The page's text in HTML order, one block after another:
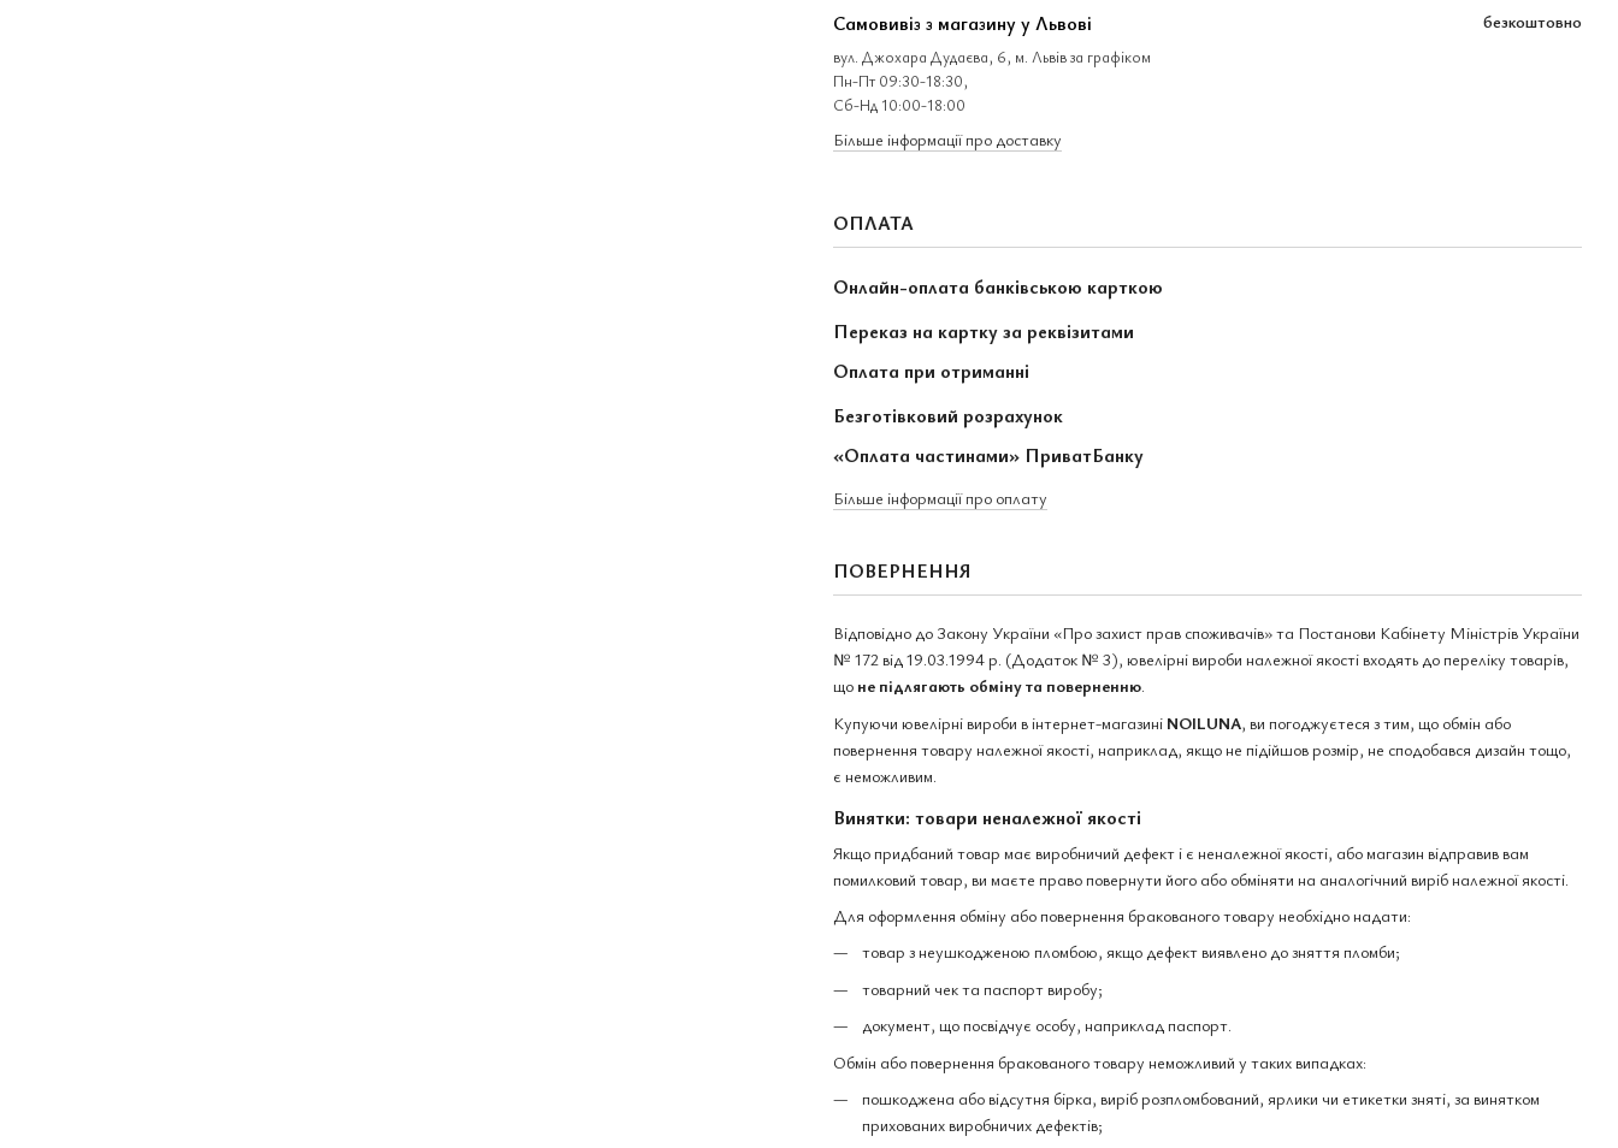
Самовивіз з магазину у Львові
вул. Джохара Дудаєва, 6, м. Львів за графіком
Пн-Пт 09:30-18:30,
Сб-Нд 10:00-18:00
безкоштовно
Більше інформації про доставку
ОПЛАТА
Онлайн-оплата банківською карткою
Переказ на картку за реквізитами
Оплата при отриманні
Безготівковий розрахунок
«Оплата частинами» ПриватБанку
Більше інформації про оплату
ПОВЕРНЕННЯ
Відповідно до Закону України «Про захист прав споживачів» та Постанови Кабінету Міністрів України
№ 172 від 19.03.1994 р. (Додаток № 3), ювелірні вироби належної якості входять до переліку товарів,
що не підлягають обміну та поверненню.
Купуючи ювелірні вироби в інтернет-магазині NOILUNA, ви погоджуєтеся з тим, що обмін або
повернення товару належної якості, наприклад, якщо не підійшов розмір, не сподобався дизайн тощо,
є неможливим.
Винятки: товари неналежної якості
Якщо придбаний товар має виробничий дефект і є неналежної якості, або магазин відправив вам
помилковий товар, ви маєте право повернути його або обміняти на аналогічний виріб належної якості.
Для оформлення обміну або повернення бракованого товару необхідно надати:
товар з неушкодженою пломбою, якщо дефект виявлено до зняття пломби;
товарний чек та паспорт виробу;
документ, що посвідчує особу, наприклад паспорт.
Обмін або повернення бракованого товару неможливий у таких випадках:
пошкоджена або відсутня бірка, виріб розпломбований, ярлики чи етикетки зняті, за винятком
прихованих виробничих дефектів;